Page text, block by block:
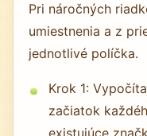
Pri náročných
umiestnenia a z
jednotlivé políčka.
Krok 1:
začiatok